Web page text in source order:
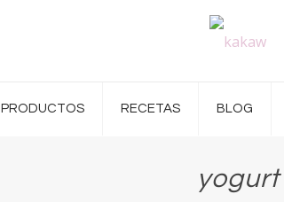
PRODUCTOS RECETAS BLOG
yogurt